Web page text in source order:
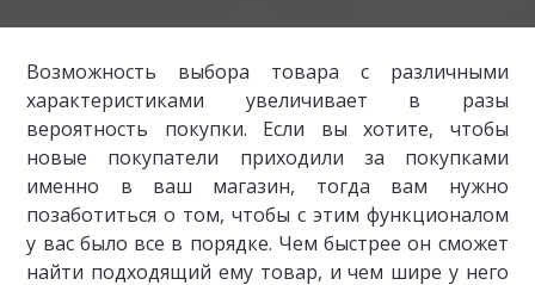
Возможность выбора товара с различными
характеристиками увеличивает в разы
вероятность покупки. Если вы хотите, чтобы
новые покупатели приходили за покупками
именно в ваш магазин, тогда вам нужно
позаботиться о том, чтобы с этим функционалом
у вас было все в порядке. Чем быстрее он сможет
найти подходящий ему товар, и чем шире у него